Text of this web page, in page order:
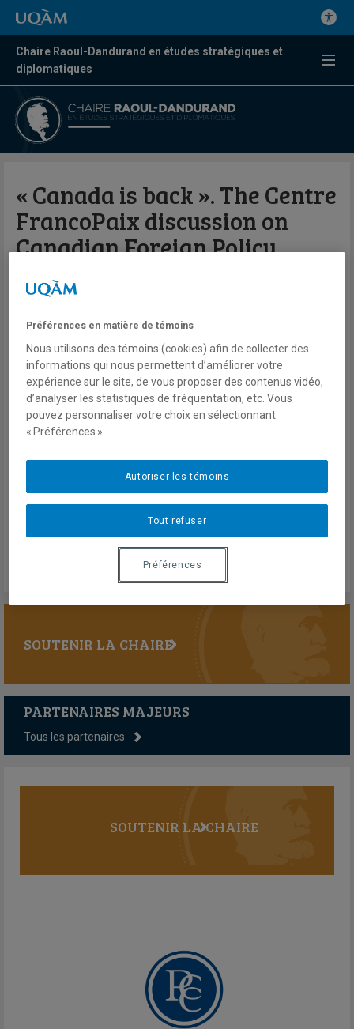
Chaire Raoul-Dandurand en études stratégiques et
diplomatiques
« Canada is back ». The Centre
FrancoPaix discussion on
Canadian Foreign Policy
Par Bruno Charbonneau
The Centre FrancoPaix invited professors David R. Black and Kim
Richard Nossal to share their thoughts on, and analyses of, the
Trudeau government’s foreign policy, notably its claim that
“Canada is back”. Bruno Charbonneau, director of the Centre,
En savoir plus
SOUTENIR LA CHAIRE
PARTENAIRES MAJEURS
Tous les partenaires
SOUTENIR LA CHAIRE
Préférences en matière de témoins
Nous utilisons des témoins (cookies) afin de collecter des
informations qui nous permettent d’améliorer votre
expérience sur le site, de vous proposer des contenus vidéo,
d’analyser les statistiques de fréquentation, etc. Vous
pouvez personnaliser votre choix en sélectionnant
« Préférences ».
Tout refuser
Autoriser les témoins
Préférences